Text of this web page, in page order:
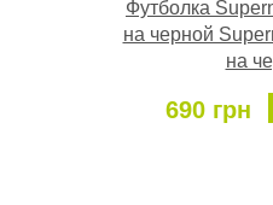
Футболка
на черной
на
690 грн